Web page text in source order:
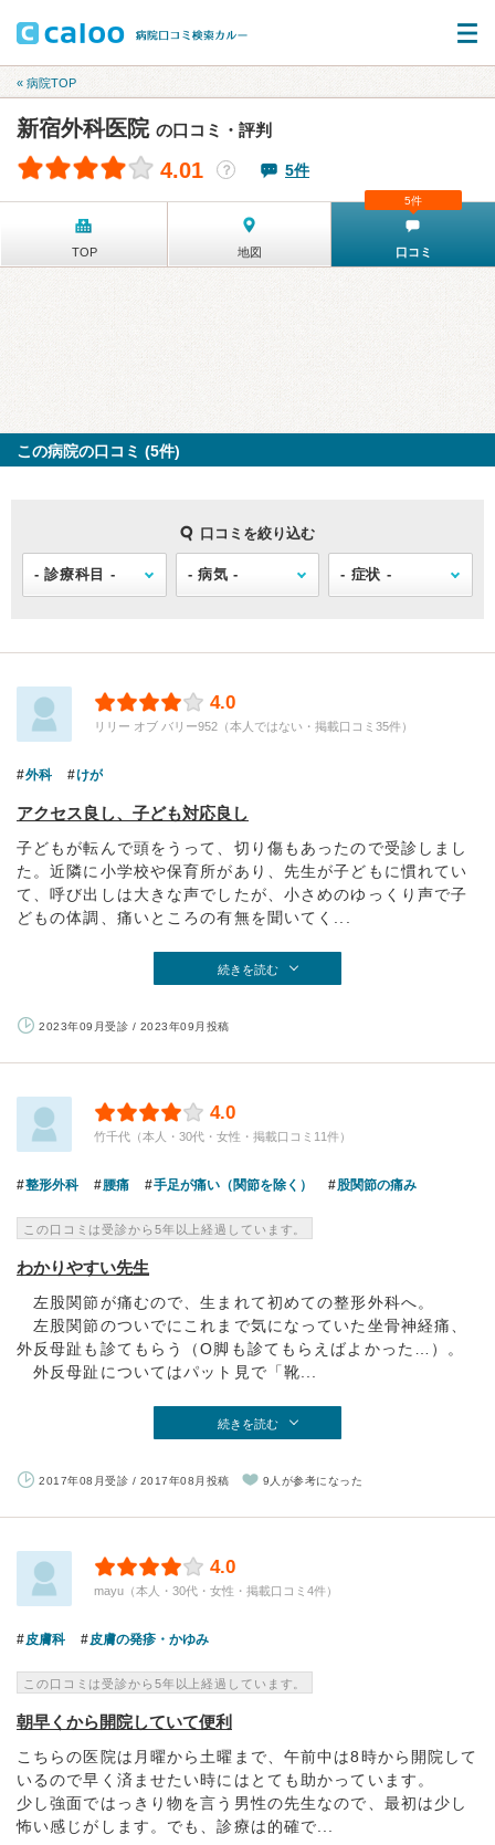
« 病院TOP
新宿外科医院 の口コミ・評判
4.01 ？ 5件
TOP 地図 口コミ
5件
この病院の口コミ (5件)
口コミを絞り込む
4.0
リリー オブ バリー952（本人ではない・掲載口コミ35件）
外科 けが
アクセス良し、子ども対応良し
子どもが転んで頭をうって、切り傷もあったので受診しまし
た。近隣に小学校や保育所があり、先生が子どもに慣れてい
て、呼び出しは大きな声でしたが、小さめのゆっくり声で子
どもの体調、痛いところの有無を聞いてく...
続きを読む
2023年09月受診 / 2023年09月投稿
4.0
竹千代（本人・30代・女性・掲載口コミ11件）
整形外科 腰痛 手足が痛い（関節を除く） 股関節の痛み
この口コミは受診から5年以上経過しています。
わかりやすい先生
左股関節が痛むので、生まれて初めての整形外科へ。
左股関節のついでにこれまで気になっていた坐骨神経痛、
外反母趾も診てもらう（O脚も診てもらえばよかった…）。
外反母趾についてはパット見で「靴...
続きを読む
2017年08月受診 / 2017年08月投稿 9人が参考になった
4.0
mayu（本人・30代・女性・掲載口コミ4件）
皮膚科 皮膚の発疹・かゆみ
この口コミは受診から5年以上経過しています。
朝早くから開院していて便利
こちらの医院は月曜から土曜まで、午前中は8時から開院して
いるので早く済ませたい時にはとても助かっています。
少し強面ではっきり物を言う男性の先生なので、最初は少し
怖い感じがします。でも、診療は的確で...